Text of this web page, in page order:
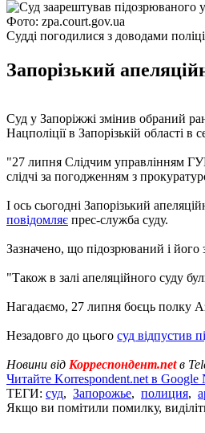
Фото: zpa.court.gov.ua
Судді погодилися з доводами
Запорізький
Суд у Запоріжжі змінив обраний
Нацполіції в Запорізькій області в
"27 липня Слідчим управлінням
слідчі за погодженням з
І ось сьогодні Запорізький
повідомляє прес-служба суду.
Зазначено, що підозрюваний і його
"Також в залі апеляційного суду
Нагадаємо, 27 липня боєць полку
Незадовго до цього суд відпустив
Новини від Корреспондент.netв
Читайте Korrespondent.net в Google
ТЕГИ: суд, Запорожье, полиция,
Якщо ви помітили помилку,